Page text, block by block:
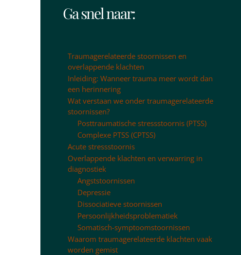
Ga snel naar:
Traumagerelateerde stoornissen en
overlappende klachten
Inleiding: Wanneer trauma meer wordt dan
een herinnering
Wat verstaan we onder traumagerelateerde
stoornissen?
Posttraumatische stressstoornis (PTSS)
Complexe PTSS (CPTSS)
Acute stressstoornis
Overlappende klachten en verwarring in
diagnostiek
Angststoornissen
Depressie
Dissociatieve stoornissen
Persoonlijkheidsproblematiek
Somatisch-symptoomstoornissen
Waarom traumagerelateerde klachten vaak
worden gemist